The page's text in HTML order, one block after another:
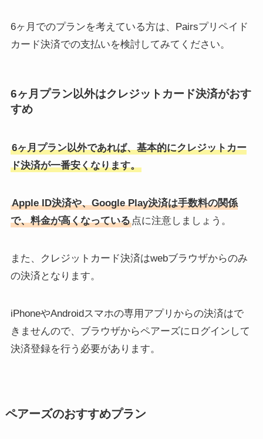
6ヶ月でのプランを考えている方は、Pairsプリペイド
カード決済での支払いを検討してみてください。
6ヶ月プラン以外はクレジットカード決済がおす
すめ
6ヶ月プラン以外であれば、基本的にクレジットカー
ド決済が一番安くなります。
Apple ID決済や、Google Play決済は手数料の関係
で、料金が高くなっている点に注意しましょう。
また、クレジットカード決済はwebブラウザからのみ
の決済となります。
iPhoneやAndroidスマホの専用アプリからの決済はで
きませんので、ブラウザからペアーズにログインして
決済登録を行う必要があります。
ペアーズのおすすめプラン